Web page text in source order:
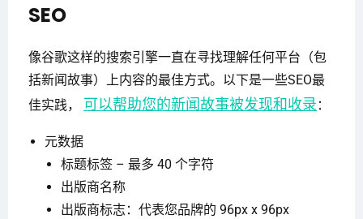
SEO
像谷歌这样的搜索引擎一直在寻找理解任何平台（包
括新闻故事）上内容的最佳方式。以下是一些SEO最
佳实践， 可以帮助您的新闻故事被发现和收录 ：
元数据
标题标签 – 最多 40 个字符
出版商名称
出版商标志：代表您品牌的 96px x 96px